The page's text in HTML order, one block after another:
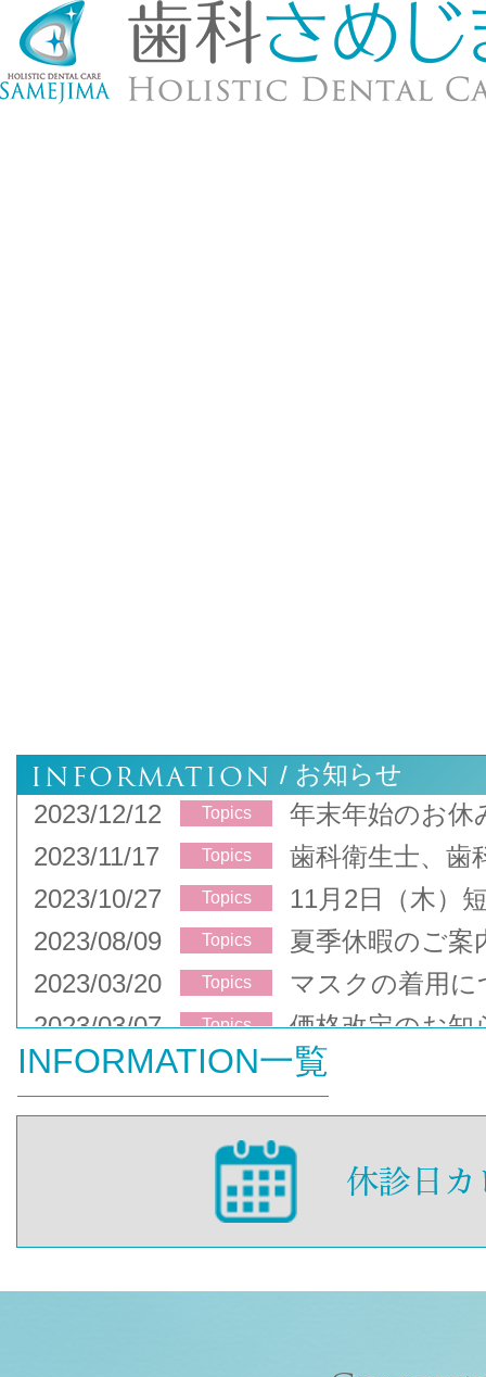
INFORMATION / お知らせ
2023/12/12
Topics
年末年始のお休
2023/11/17
Topics
歯科衛生士、歯
2023/10/27
Topics
11月2日（木）
2023/08/09
Topics
夏季休暇のご案
2023/03/20
Topics
マスクの着用に
2023/03/07
Topics 価格改定のお知
INFORMATION一覧